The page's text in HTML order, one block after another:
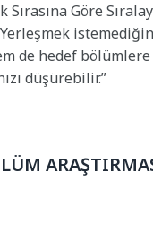
Göre
de hedef
düşürebilir.”